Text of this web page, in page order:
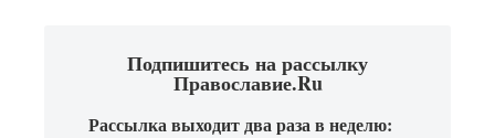
Подпишитесь на рассылку
Православие.Ru
Рассылка выходит два раза в неделю: